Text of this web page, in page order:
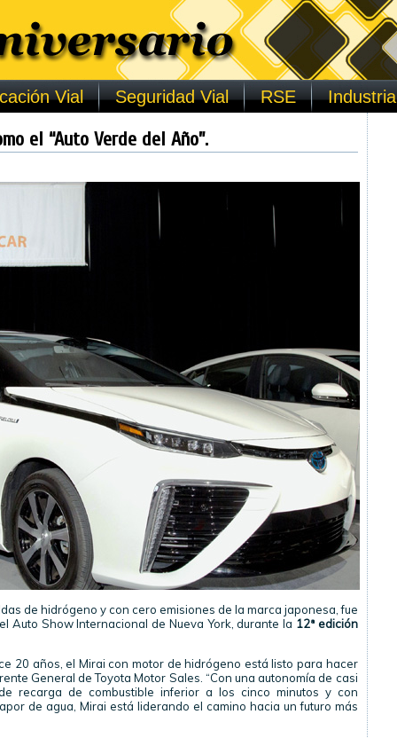
Vial Seguridad Vial RSE Industria
el “Auto Verde del Año”.
de hidrógeno y con cero emisiones de la marca japonesa, fue
Auto Show Internacional de Nueva York, durante la 12ª edición
20 años, el Mirai con motor de hidrógeno está listo para hacer
General de Toyota Motor Sales. “Con una autonomía de casi
recarga de combustible inferior a los cinco minutos y con
de agua, Mirai está liderando el camino hacia un futuro más